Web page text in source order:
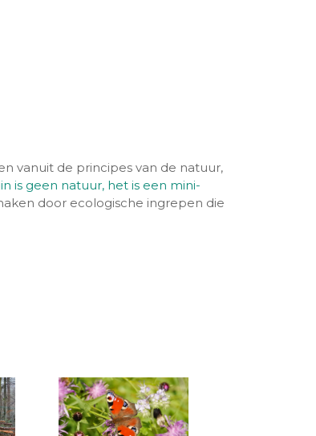
vanuit de principes van de natuur,
is geen natuur, het is een mini-
door ecologische ingrepen die